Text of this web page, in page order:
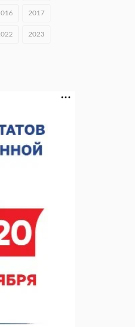
в Нижнем
с покраской
2017
2023